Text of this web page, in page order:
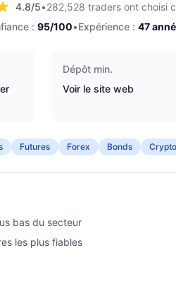
4.8/5•282,528 traders ont choisi
: 95/100•Expérience : 47
Dépôt min.
Voir le site web
Futures Forex Bonds Crypto
bas du secteur
les plus fiables